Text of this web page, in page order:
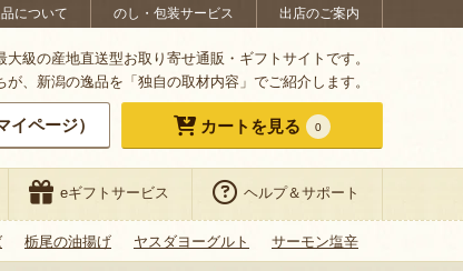
について のし・包装サービス 出店のご案内
級の産地直送型お取り寄せ通販・ギフトサイトです。
、新潟の逸品を「独自の取材内容」でご紹介します。
イページ） カートを見る 0
eギフトサービス ヘルプ＆サポート
栃尾の油揚げ ヤスダヨーグルト サーモン塩辛